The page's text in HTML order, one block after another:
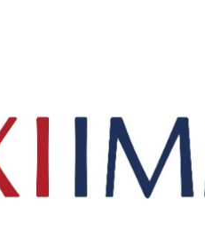
i okolice
i okolice